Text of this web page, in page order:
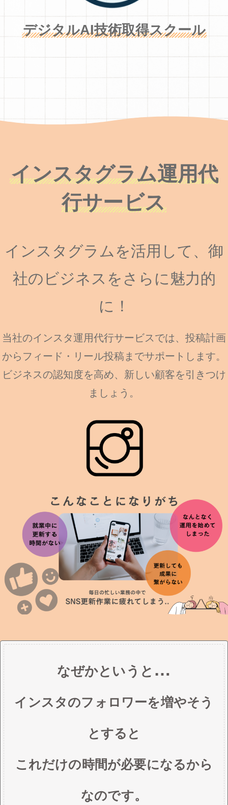
デジタルAI技術取得スクール
インスタグラム運用代
行サービス
インスタグラムを活用して、御
社のビジネスをさらに魅力的
に！
当社のインスタ運用代行サービスでは、投稿計画
からフィード・リール投稿までサポートします。
ビジネスの認知度を高め、新しい顧客を引きつけ
ましょう。
なぜかというと …
インスタのフォロワーを増やそう
とすると
これだけの時間が必要になるから
なのです。